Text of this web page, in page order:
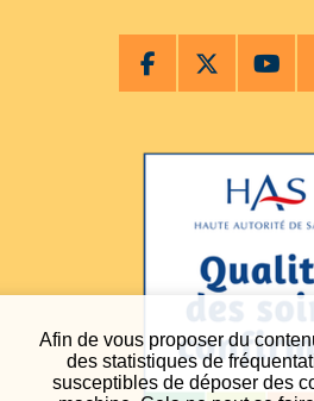
Afin de vous proposer du
des statistiques de
susceptibles de déposer des